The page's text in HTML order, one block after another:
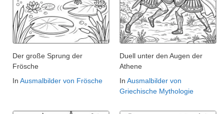
Der große Sprung der
Frösche
In Ausmalbilder von Frösche
Duell unter den Augen der
Athene
In Ausmalbilder von
Griechische Mythologie